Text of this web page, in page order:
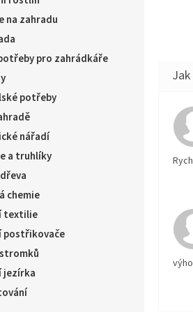
na zahradu
pro zahrádkáře
potřeby
nářadí
a truhlíky
chemie
textilie
postřikovače
jezírka